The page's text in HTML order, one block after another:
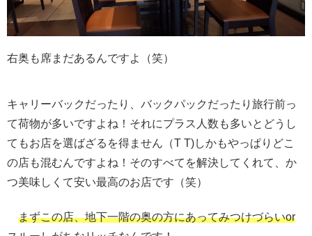
右奥も席まだあるんですよ（笑）
キャリーバックだったり、バックパックだったり旅行前っ
て荷物が多いですよね！それにプラス人数も多いとどうし
てもお店を選ばざるを得ません（T T)しかもやっぱりどこ
の店も混むんですよね！そのすべてを解決してくれて、か
つ美味しくて安い最高のお店です（笑）
まずこの店、地下一階の奥の方にあってみつけづらいor